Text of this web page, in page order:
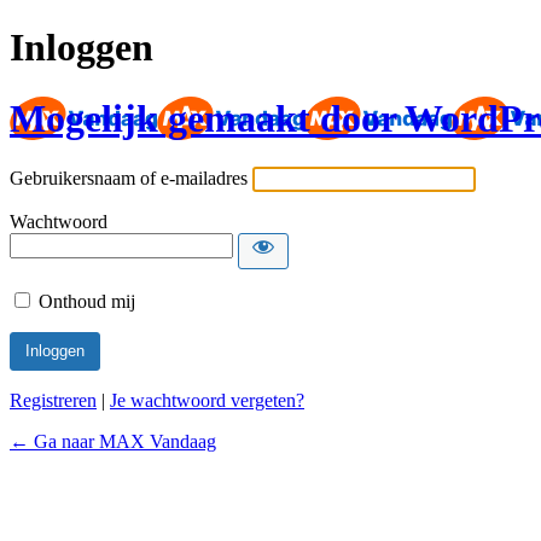
Inloggen
Mogelijk gemaakt door
Gebruikersnaam of e-mailadres
Wachtwoord
Onthoud mij
Registreren | Je wachtwoord vergeten?
← Ga naar MAX Vandaag